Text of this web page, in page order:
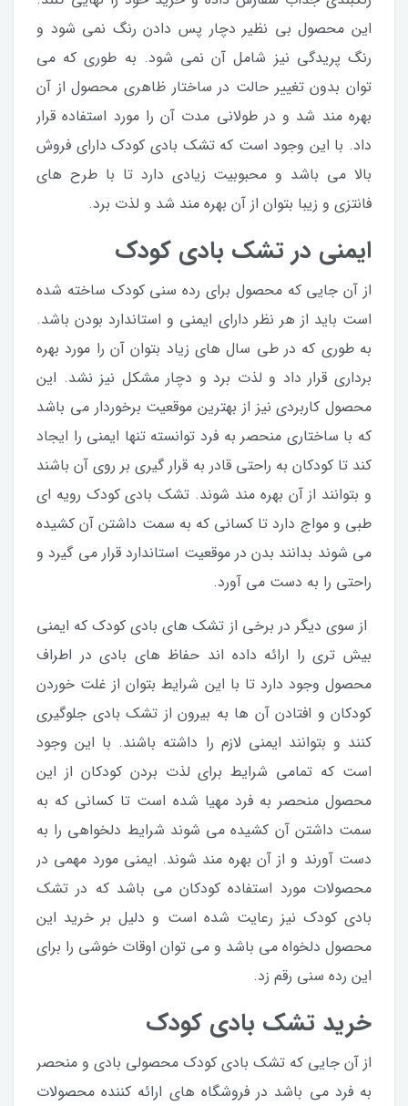
این محصول بی نظیر دچار پس دادن رنگ نمی شود و
رنگ پریدگی نیز شامل آن نمی شود. به طوری که می
توان بدون تغییر حالت در ساختار ظاهری محصول از آن
بهره مند شد و در طولانی مدت آن را مورد استفاده قرار
داد. با این وجود است که تشک بادی کودک دارای فروش
بالا می باشد و محبوبیت زیادی دارد تا با طرح های
فانتزی و زیبا بتوان از آن بهره مند شد و لذت برد.
ایمنی در تشک بادی کودک
از آن جایی که محصول برای رده سنی کودک ساخته شده
است باید از هر نظر دارای ایمنی و استاندارد بودن باشد.
به طوری که در طی سال های زیاد بتوان آن را مورد بهره
برداری قرار داد و لذت برد و دچار مشکل نیز نشد. این
محصول کاربردی نیز از بهترین موقعیت برخوردار می باشد
که با ساختاری منحصر به فرد توانسته تنها ایمنی را ایجاد
کند تا کودکان به راحتی قادر به قرار گیری بر روی آن باشند
و بتوانند از آن بهره مند شوند. تشک بادی کودک رویه ای
طبی و مواج دارد تا کسانی که به سمت داشتن آن کشیده
می شوند بدانند بدن در موقعیت استاندارد قرار می گیرد و
راحتی را به دست می آورد.
از سوی دیگر در برخی از تشک های بادی کودک که ایمنی
بیش تری را ارائه داده اند حفاظ های بادی در اطراف
محصول وجود دارد تا با این شرایط بتوان از غلت خوردن
کودکان و افتادن آن ها به بیرون از تشک بادی جلوگیری
کنند و بتوانند ایمنی لازم را داشته باشند. با این وجود
است که تمامی شرایط برای لذت بردن کودکان از این
محصول منحصر به فرد مهیا شده است تا کسانی که به
سمت داشتن آن کشیده می شوند شرایط دلخواهی را به
دست آورند و از آن بهره مند شوند. ایمنی مورد مهمی در
محصولات مورد استفاده کودکان می باشد که در تشک
بادی کودک نیز رعایت شده است و دلیل بر خرید این
محصول دلخواه می باشد و می توان اوقات خوشی را برای
این رده سنی رقم زد.
خرید تشک بادی کودک
از آن جایی که تشک بادی کودک محصولی بادی و منحصر
به فرد می باشد در فروشگاه های ارائه کننده محصولات